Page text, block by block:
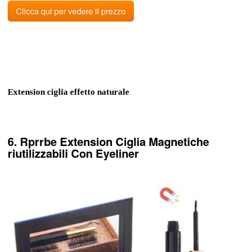
Clicca qui per vedere il prezzo
Extension ciglia effetto naturale
6. Rprrbe Extension Ciglia Magnetiche
riutilizzabili Con Eyeliner